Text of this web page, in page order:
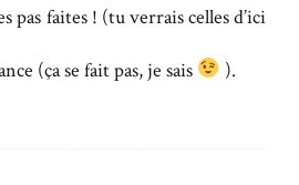
pas faites ! (tu verrais celles d’ici
(ça se fait pas, je sais
).